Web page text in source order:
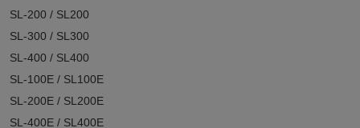
SL-200 / SL200
SL-300 / SL300
SL-400 / SL400
SL-100E / SL100E
SL-200E / SL200E
SL-400E / SL400E